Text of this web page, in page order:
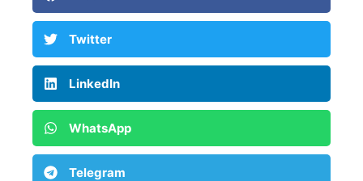
Twitter
LinkedIn
WhatsApp
Telegram